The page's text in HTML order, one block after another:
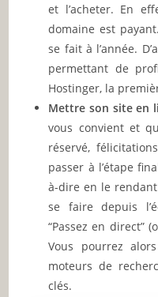
et l’acheter. En
domaine est
se fait à l’année.
permettant de
Hostinger, la
Mettre son site en
vous convient et
réservé,
passer à l’étape
à-dire en le
se faire depuis
“Passez en direct”
Vous pourrez
moteurs de
clés.